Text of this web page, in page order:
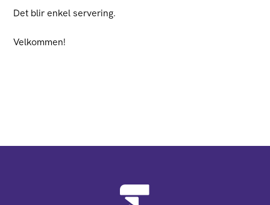
Det blir enkel servering.
Velkommen!